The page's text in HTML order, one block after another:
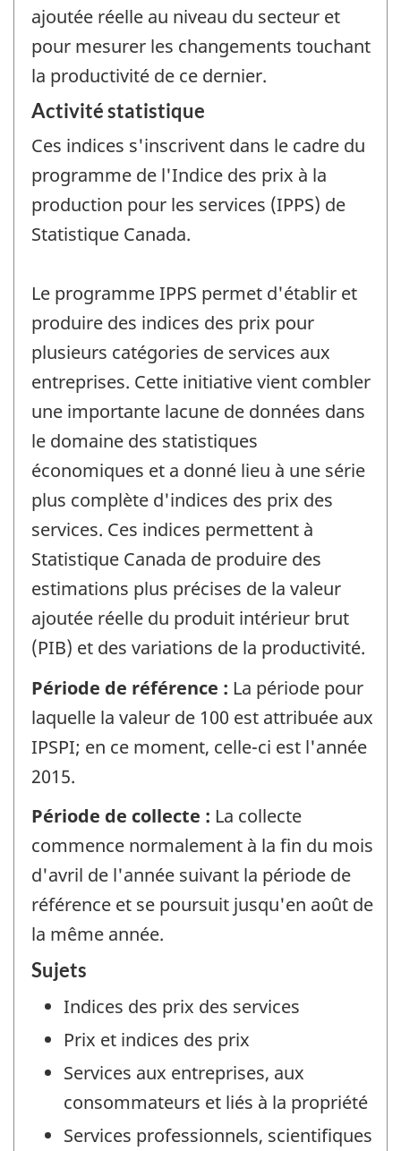
ajoutée réelle au niveau du secteur et
pour mesurer les changements touchant
la productivité de ce dernier.
Activité statistique
Ces indices s'inscrivent dans le cadre du
programme de l'Indice des prix à la
production pour les services (IPPS) de
Statistique Canada.
Le programme IPPS permet d'établir et
produire des indices des prix pour
plusieurs catégories de services aux
entreprises. Cette initiative vient combler
une importante lacune de données dans
le domaine des statistiques
économiques et a donné lieu à une série
plus complète d'indices des prix des
services. Ces indices permettent à
Statistique Canada de produire des
estimations plus précises de la valeur
ajoutée réelle du produit intérieur brut
(PIB) et des variations de la productivité.
Période de référence : La période pour
laquelle la valeur de 100 est attribuée aux
IPSPI; en ce moment, celle-ci est l'année
2015.
Période de collecte : La collecte
commence normalement à la fin du mois
d'avril de l'année suivant la période de
référence et se poursuit jusqu'en août de
la même année.
Sujets
Indices des prix des services
Prix et indices des prix
Services aux entreprises, aux
consommateurs et liés à la propriété
Services professionnels, scientifiques